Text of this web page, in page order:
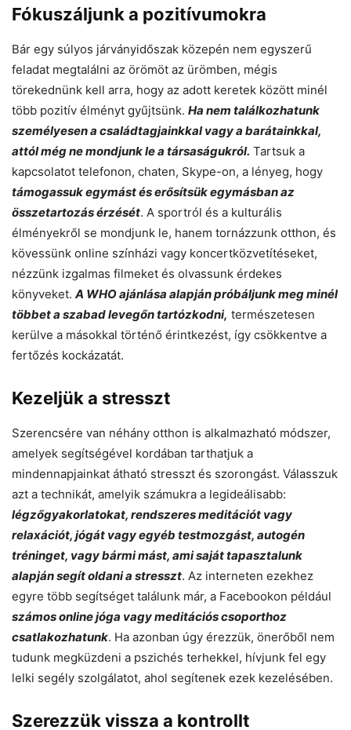
Fókuszáljunk a pozitívumokra
Bár egy súlyos járványidőszak közepén nem egyszerű
feladat megtalálni az örömöt az ürömben, mégis
törekednünk kell arra, hogy az adott keretek között minél
több pozitív élményt gyűjtsünk. Ha nem találkozhatunk
személyesen a családtagjainkkal vagy a barátainkkal,
attól még ne mondjunk le a társaságukról. Tartsuk a
kapcsolatot telefonon, chaten, Skype-on, a lényeg, hogy
támogassuk egymást és erősítsük egymásban az
összetartozás érzését. A sportról és a kulturális
élményekről se mondjunk le, hanem tornázzunk otthon, és
kövessünk online színházi vagy koncertközvetítéseket,
nézzünk izgalmas filmeket és olvassunk érdekes
könyveket. A WHO ajánlása alapján próbáljunk meg minél
többet a szabad levegőn tartózkodni, természetesen
kerülve a másokkal történő érintkezést, így csökkentve a
fertőzés kockázatát.
Kezeljük a stresszt
Szerencsére van néhány otthon is alkalmazható módszer,
amelyek segítségével kordában tarthatjuk a
mindennapjainkat átható stresszt és szorongást. Válasszuk
azt a technikát, amelyik számukra a legideálisabb:
légzőgyakorlatokat, rendszeres meditációt vagy
relaxációt, jógát vagy egyéb testmozgást, autogén
tréninget, vagy bármi mást, ami saját tapasztalunk
alapján segít oldani a stresszt. Az interneten ezekhez
egyre több segítséget találunk már, a Facebookon például
számos online jóga vagy meditációs csoporthoz
csatlakozhatunk. Ha azonban úgy érezzük, önerőből nem
tudunk megküzdeni a pszichés terhekkel, hívjunk fel egy
lelki segély szolgálatot, ahol segítenek ezek kezelésében.
Szerezzük vissza a kontrollt